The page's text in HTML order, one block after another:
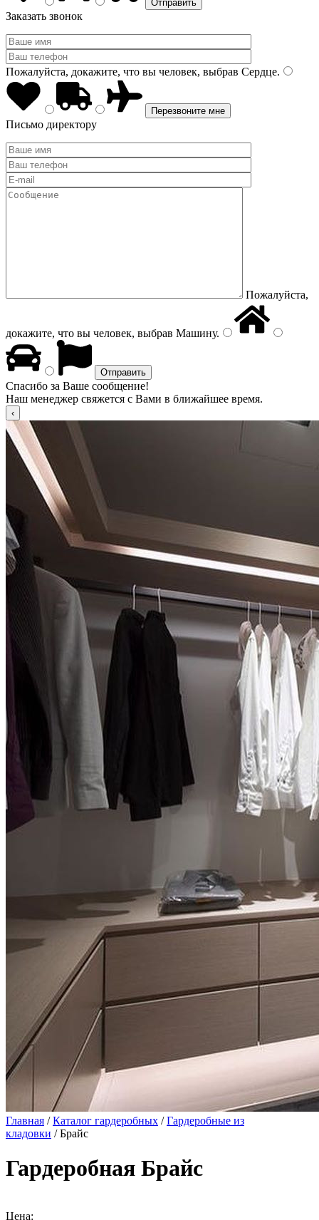
Заказать звонок
Пожалуйста, докажите, что вы человек, выбрав Сердце.
Письмо директору
Пожалуйста,
докажите, что вы человек, выбрав Машину.
Спасибо за Ваше сообщение!
Наш менеджер свяжется с Вами в ближайшее время.
Главная /Каталог гардеробных /Гардеробные из
кладовки / Брайс
Гардеробная Брайс
Цена: